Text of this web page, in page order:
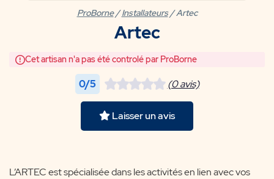
ProBorne/Installateurs/ Artec
Artec
Cet artisan n'a pas été controlé par ProBorne
0/5 (0 avis)
Laisser un avis
L’ARTEC est spécialisée dans les activités en lien avec vos